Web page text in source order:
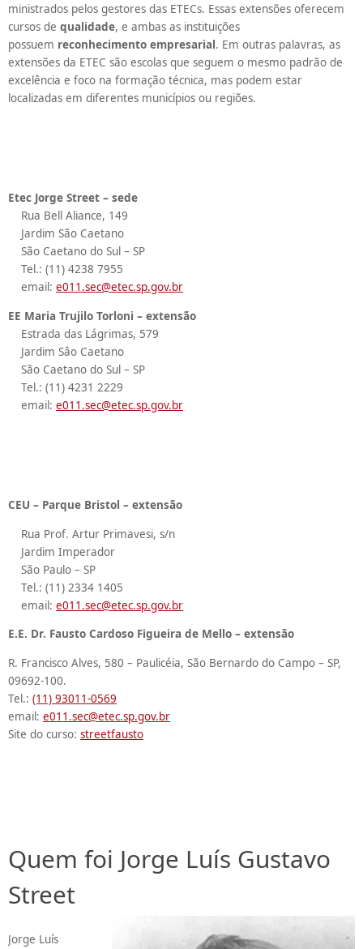
ministrados pelos gestores das ETECs. Essas extensões oferecem
cursos de qualidade, e ambas as instituições
possuem reconhecimento empresarial. Em outras palavras, as
extensões da ETEC são escolas que seguem o mesmo padrão de
excelência e foco na formação técnica, mas podem estar
localizadas em diferentes municípios ou regiões.
Etec Jorge Street – sede
Rua Bell Aliance, 149
Jardim São Caetano
São Caetano do Sul – SP
Tel.: (11) 4238 7955
email: e011.sec@etec.sp.gov.br
EE Maria Trujilo Torloni – extensão
Estrada das Lágrimas, 579
Jardim Sâo Caetano
São Caetano do Sul – SP
Tel.: (11) 4231 2229
email: e011.sec@etec.sp.gov.br
CEU – Parque Bristol – extensão
Rua Prof. Artur Primavesi, s/n
Jardim Imperador
São Paulo – SP
Tel.: (11) 2334 1405
email: e011.sec@etec.sp.gov.br
E.E. ​Dr. Fausto Cardoso Figueira de Mello – extensão
R. Francisco Alves, 580 – Paulicéia, São Bernardo do Campo – SP,
09692-100.
Tel.: (11) 93011-0569
email: e011.sec@etec.sp.gov.br
Site do curso: streetfausto
Quem foi Jorge Luís Gustavo
Street
Jorge Luís